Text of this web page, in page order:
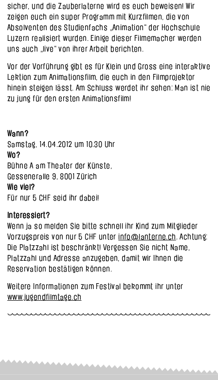
sicher, und die Zauberlaterne wird es euch beweisen! Wir
zeigen euch ein super Programm mit Kurzfilmen, die von
Absolventen des Studienfachs „Animation“ der Hochschule
Luzern realisiert wurden. Einige dieser Filmemacher werden
uns auch „live“ von ihrer Arbeit berichten.
Vor der Vorführung gibt es für Klein und Gross eine interaktive
Lektion zum Animationsfilm, die euch in den Filmprojektor
hinein steigen lässt. Am Schluss werdet ihr sehen: Man ist nie
zu jung für den ersten Animationsfilm!
Wann?
Samstag, 14.04.2012 um 10.30 Uhr
Wo?
Bühne A am Theater der Künste,
Gesseneralle 9, 8001 Zürich
Wie viel?
Für nur 5 CHF seid ihr dabei!
Interessiert?
Wenn ja so melden Sie bitte schnell ihr Kind zum Mitglieder
Vorzugspreis von nur 5 CHF unter info@lanterne.ch. Achtung:
Die Platzzahl ist beschränkt! Vergessen Sie nicht Name,
Platzzahl und Adresse anzugeben, damit wir Ihnen die
Reservation bestätigen können.
Weitere Informationen zum Festival bekommt ihr unter
www.jugendfilmtage.ch